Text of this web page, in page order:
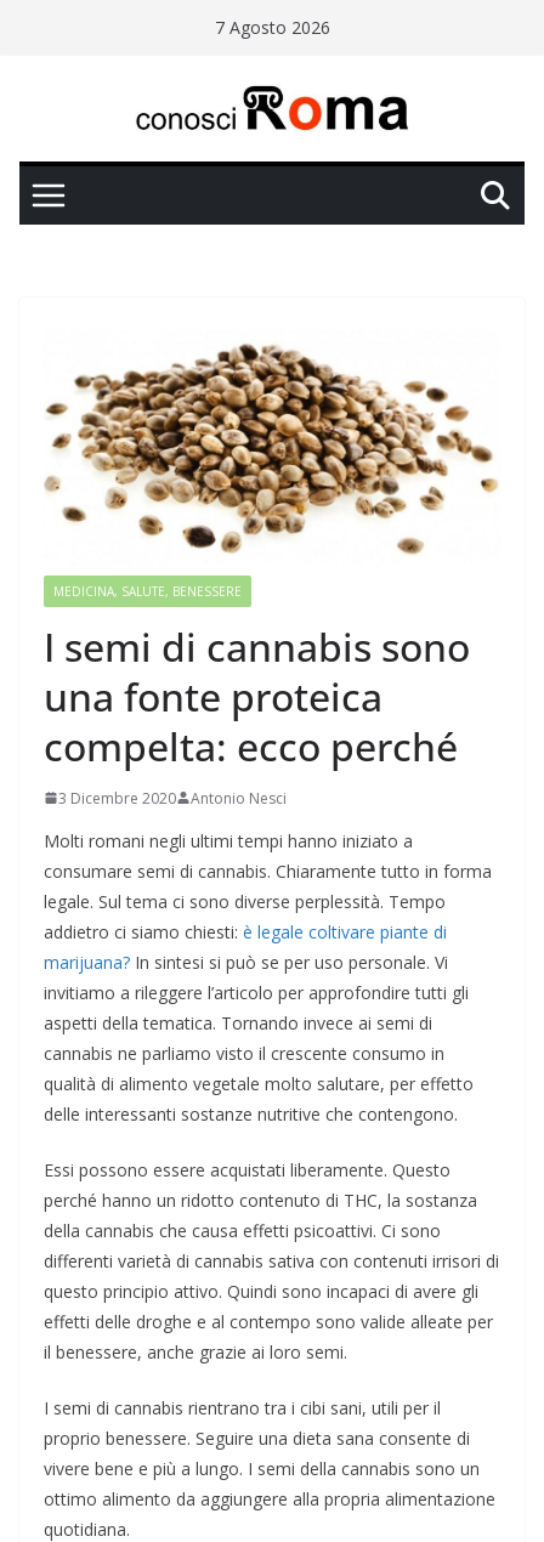
7 Agosto 2026
MEDICINA, SALUTE, BENESSERE
I semi di cannabis sono
una fonte proteica
compelta: ecco perché
3 Dicembre 2020 Antonio Nesci
Molti romani negli ultimi tempi hanno iniziato a
consumare semi di cannabis. Chiaramente tutto in forma
legale. Sul tema ci sono diverse perplessità. Tempo
addietro ci siamo chiesti: è legale coltivare piante di
marijuana? In sintesi si può se per uso personale. Vi
invitiamo a rileggere l’articolo per approfondire tutti gli
aspetti della tematica. Tornando invece ai semi di
cannabis ne parliamo visto il crescente consumo in
qualità di alimento vegetale molto salutare, per effetto
delle interessanti sostanze nutritive che contengono.
Essi possono essere acquistati liberamente. Questo
perché hanno un ridotto contenuto di THC, la sostanza
della cannabis che causa effetti psicoattivi. Ci sono
differenti varietà di cannabis sativa con contenuti irrisori di
questo principio attivo. Quindi sono incapaci di avere gli
effetti delle droghe e al contempo sono valide alleate per
il benessere, anche grazie ai loro semi.
I semi di cannabis rientrano tra i cibi sani, utili per il
proprio benessere. Seguire una dieta sana consente di
vivere bene e più a lungo. I semi della cannabis sono un
ottimo alimento da aggiungere alla propria alimentazione
quotidiana.